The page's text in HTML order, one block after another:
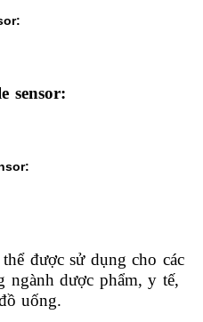
sensor:
được sử dụng cho các
ngành dược phẩm, y tế,
uống.